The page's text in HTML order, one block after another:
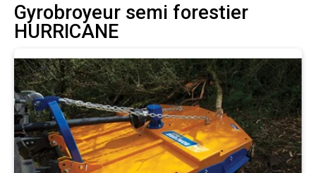
Gyrobroyeur semi forestier
HURRICANE